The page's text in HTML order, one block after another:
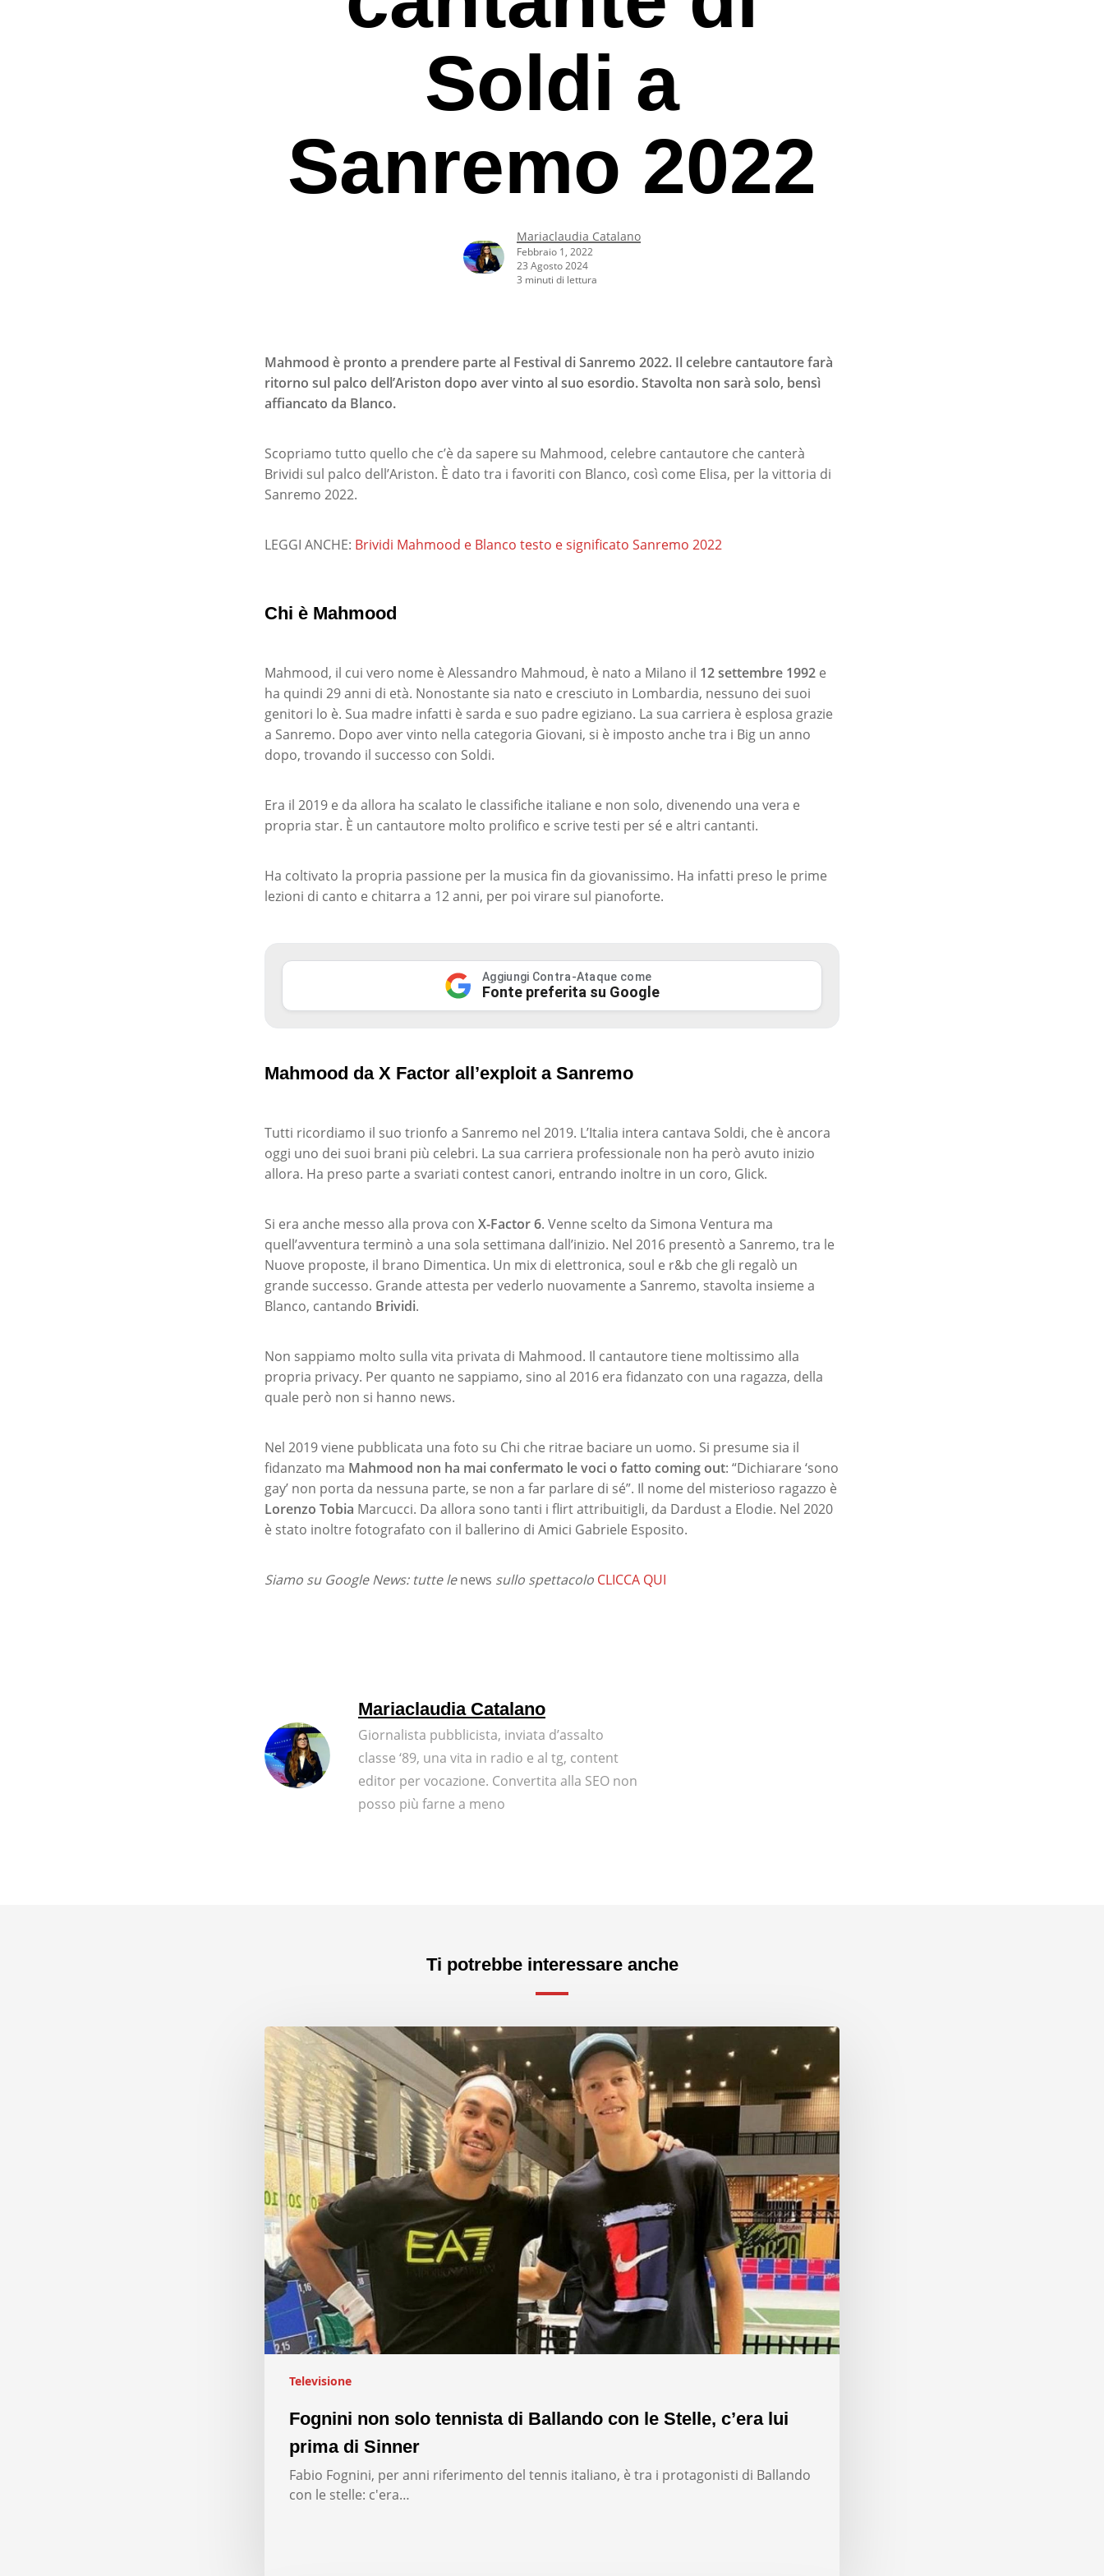
Soldi a
Sanremo 2022
Mariaclaudia Catalano
Febbraio 1, 2022
23 Agosto 2024
3 minuti di lettura
Mahmood è pronto a prendere parte al Festival di Sanremo 2022. Il celebre cantautore farà
ritorno sul palco dell’Ariston dopo aver vinto al suo esordio. Stavolta non sarà solo, bensì
affiancato da Blanco.
Scopriamo tutto quello che c’è da sapere su Mahmood, celebre cantautore che canterà
Brividi sul palco dell’Ariston. È dato tra i favoriti con Blanco, così come Elisa, per la vittoria di
Sanremo 2022.
LEGGI ANCHE: Brividi Mahmood e Blanco testo e significato Sanremo 2022
Chi è Mahmood
Mahmood, il cui vero nome è Alessandro Mahmoud, è nato a Milano il 12 settembre 1992 e
ha quindi 29 anni di età. Nonostante sia nato e cresciuto in Lombardia, nessuno dei suoi
genitori lo è. Sua madre infatti è sarda e suo padre egiziano. La sua carriera è esplosa grazie
a Sanremo. Dopo aver vinto nella categoria Giovani, si è imposto anche tra i Big un anno
dopo, trovando il successo con Soldi.
Era il 2019 e da allora ha scalato le classifiche italiane e non solo, divenendo una vera e
propria star. È un cantautore molto prolifico e scrive testi per sé e altri cantanti.
Ha coltivato la propria passione per la musica fin da giovanissimo. Ha infatti preso le prime
lezioni di canto e chitarra a 12 anni, per poi virare sul pianoforte.
Aggiungi Contra-Ataque come
Fonte preferita su Google
Mahmood da X Factor all’exploit a Sanremo
Tutti ricordiamo il suo trionfo a Sanremo nel 2019. L’Italia intera cantava Soldi, che è ancora
oggi uno dei suoi brani più celebri. La sua carriera professionale non ha però avuto inizio
allora. Ha preso parte a svariati contest canori, entrando inoltre in un coro, Glick.
Si era anche messo alla prova con X-Factor 6. Venne scelto da Simona Ventura ma
quell’avventura terminò a una sola settimana dall’inizio. Nel 2016 presentò a Sanremo, tra le
Nuove proposte, il brano Dimentica. Un mix di elettronica, soul e r&b che gli regalò un
grande successo. Grande attesta per vederlo nuovamente a Sanremo, stavolta insieme a
Blanco, cantando Brividi.
Non sappiamo molto sulla vita privata di Mahmood. Il cantautore tiene moltissimo alla
propria privacy. Per quanto ne sappiamo, sino al 2016 era fidanzato con una ragazza, della
quale però non si hanno news.
Nel 2019 viene pubblicata una foto su Chi che ritrae baciare un uomo. Si presume sia il
fidanzato ma Mahmood non ha mai confermato le voci o fatto coming out: “Dichiarare ‘sono
gay’ non porta da nessuna parte, se non a far parlare di sé”. Il nome del misterioso ragazzo è
Lorenzo Tobia Marcucci. Da allora sono tanti i flirt attribuitigli, da Dardust a Elodie. Nel 2020
è stato inoltre fotografato con il ballerino di Amici Gabriele Esposito.
Siamo su Google News: tutte lenews sullo spettacolo CLICCA QUI
Mariaclaudia Catalano
Giornalista pubblicista, inviata d’assalto
classe ‘89, una vita in radio e al tg, content
editor per vocazione. Convertita alla SEO non
posso più farne a meno
Ti potrebbe interessare anche
Televisione
Fognini non solo tennista di Ballando con le Stelle, c’era lui
prima di Sinner
Fabio Fognini, per anni riferimento del tennis italiano, è tra i protagonisti di Ballando
con le stelle: c'era…